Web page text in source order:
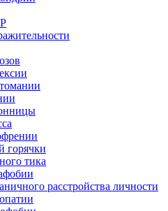
горячки
тика
расстройства личности